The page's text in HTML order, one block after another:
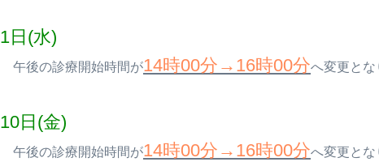
1日(水)
午後の診療開始時間が14時00分→16時00分へ変更とな
10日(金)
午後の診療開始時間が14時00分→16時00分へ変更とな